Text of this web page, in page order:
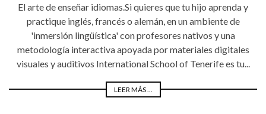
El arte de enseñar idiomas.Si quieres que tu hijo aprenda y
practique inglés, francés o alemán, en un ambiente de
'inmersión lingüística' con profesores nativos y una
metodología interactiva apoyada por materiales digitales
visuales y auditivos International School of Tenerife es tu...
LEER MÁS ...